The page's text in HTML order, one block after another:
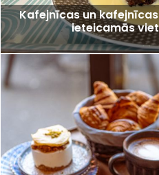
Kafejnīcas un
ieteicamās